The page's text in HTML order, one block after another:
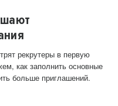
рекрутеры в первую
как заполнить основные
больше приглашений.